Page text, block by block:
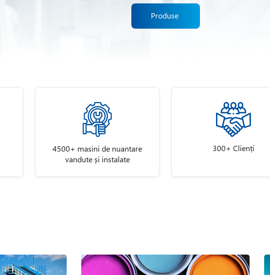
Produse
4500+ masini de nuantare
vandute și instalate
300+ Clienți